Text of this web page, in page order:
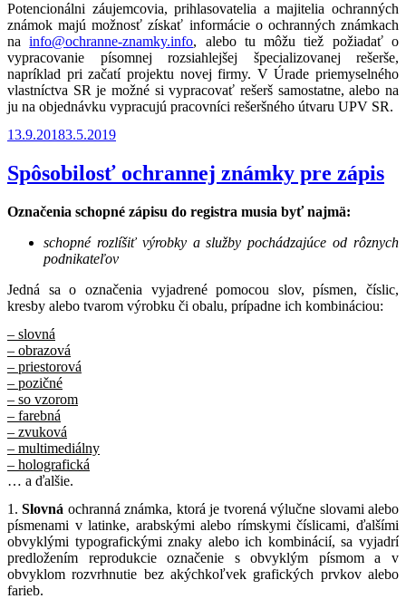
Potencionálni záujemcovia, prihlasovatelia a majitelia ochranných
známok majú možnosť získať informácie o ochranných známkach
nainfo@ochranne-znamky.info, alebo tu môžu tiež požiadať o
vypracovanie písomnej rozsiahlejšej špecializovanej rešerše,
napríklad pri začatí projektu novej firmy. V Úrade priemyselného
vlastníctva SR je možné si vypracovať rešerš samostatne, alebo na
ju na objednávku vypracujú pracovníci rešeršného útvaru UPV SR.
Publikované
13.9.20183.5.2019
Spôsobilosť ochrannej známky pre zápis
Označenia schopné zápisu do registra musia byť najmä:
schopné rozlíšiť výrobky a služby pochádzajúce od rôznych
podnikateľov
Jedná sa o označenia vyjadrené pomocou slov, písmen, číslic,
kresby alebo tvarom výrobku či obalu, prípadne ich kombináciou:
– slovná
– obrazová
– priestorová
– pozičné
– so vzorom
– farebná
– zvuková
– multimediálny
– holografická
… a ďalšie.
1.Slovná ochranná známka, ktorá je tvorená výlučne slovami alebo
písmenami v latinke, arabskými alebo rímskymi číslicami, ďalšími
obvyklými typografickými znaky alebo ich kombinácií, sa vyjadrí
predložením reprodukcie označenie s obvyklým písmom a v
obvyklom rozvrhnutie bez akýchkoľvek grafických prvkov alebo
farieb.